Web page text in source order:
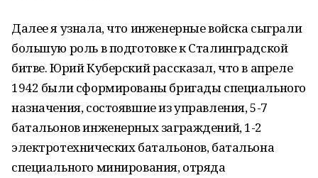
Далее я узнала, что инженерные войска сыграли
большую роль в подготовке к Сталинградской
битве. Юрий Куберский рассказал, что в апреле
1942 были сформированы бригады специального
назначения, состоявшие из управления, 5-7
батальонов инженерных заграждений, 1-2
электротехнических батальонов, батальона
специального минирования, отряда